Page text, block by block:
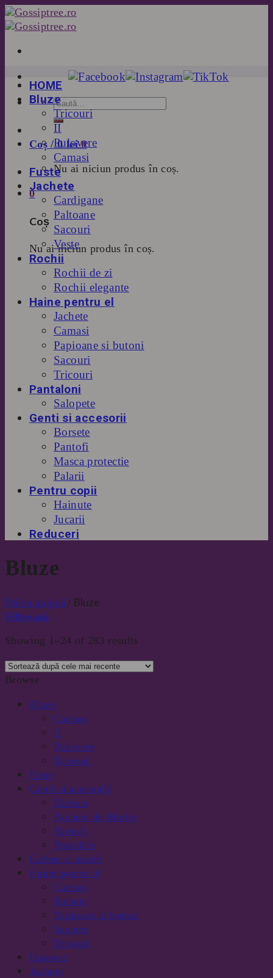
Skip
to
Coș /0lei 0
Nu ai niciun produs în coș.
0
Coș
Nu ai niciun produs în coș.
HOME
Bluze
Tricouri
II
Pulovere
Camasi
Fuste
Jachete
Cardigane
Paltoane
Sacouri
Veste
Rochii
Rochii de zi
Rochii elegante
Haine pentru el
Jachete
Camasi
Papioane si butoni
Sacouri
Tricouri
Pantaloni
Salopete
Genti si accesorii
Borsete
Pantofi
Masca protectie
Palarii
Pentru copii
Hainute
Jucarii
Reduceri
Bluze
Prima pagină/ Bluze
Filtrează
Showing 1–24 of 283 results
Browse
Bluze
Camasi
II
Pulovere
Tricouri
Fuste
Genti si accesorii
Borsete
Pachete de Martie
Pantofi
Portofele
Gulere si esarfe
Haine pentru el
Camasi
Jachete
Papioane si butoni
Sacouri
Tricouri
Hanorac
Jachete